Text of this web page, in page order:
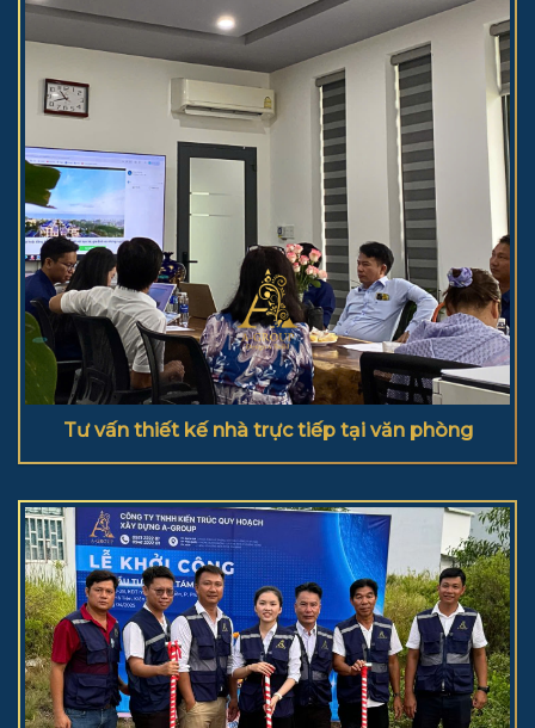
Tư vấn thiết kế nhà trực tiếp tại văn phòng